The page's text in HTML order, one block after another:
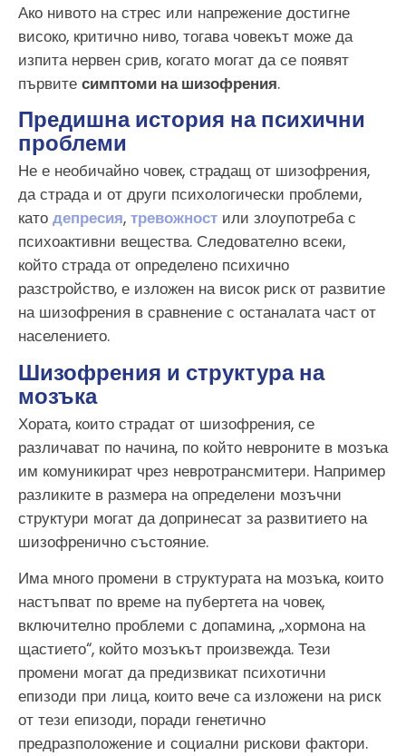
Ако нивото на стрес или напрежение достигне
високо, критично ниво, тогава човекът може да
изпита нервен срив, когато могат да се появят
първите симптоми на шизофрения.
Предишна история на психични
проблеми
Не е необичайно човек, страдащ от шизофрения,
да страда и от други психологически проблеми,
като депресия, тревожност или злоупотреба с
психоактивни вещества. Следователно всеки,
който страда от определено психично
разстройство, е изложен на висок риск от развитие
на шизофрения в сравнение с останалата част от
населението.
Шизофрения и структура на
мозъка
Хората, които страдат от шизофрения, се
различават по начина, по който невроните в мозъка
им комуникират чрез невротрансмитери. Например
разликите в размера на определени мозъчни
структури могат да допринесат за развитието на
шизофренично състояние.
Има много промени в структурата на мозъка, които
настъпват по време на пубертета на човек,
включително проблеми с допамина, „хормона на
щастието“, който мозъкът произвежда. Тези
промени могат да предизвикат психотични
епизоди при лица, които вече са изложени на риск
от тези епизоди, поради генетично
предразположение и социални рискови фактори.